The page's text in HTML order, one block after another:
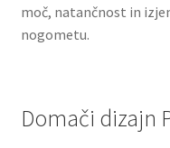
moč, natančnost in
nogometu.
Domači dizajn